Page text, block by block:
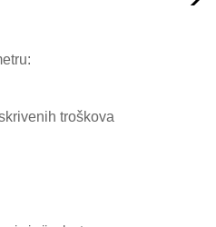
troškova